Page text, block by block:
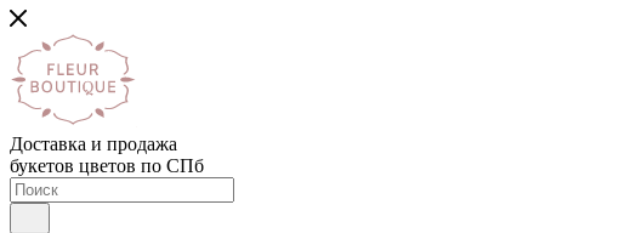
Доставка и продажа
букетов цветов по СПб